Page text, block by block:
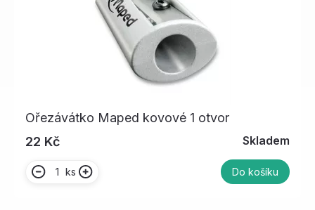
Ořezávátko Maped kovové 1 otvor
22 Kč
Skladem
ks Do košíku